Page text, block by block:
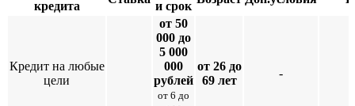
кредита и срок
Кредит на любые
цели
от 50
000 до
5 000
000
рублей
от 6 до
от 26 до
69 лет
-